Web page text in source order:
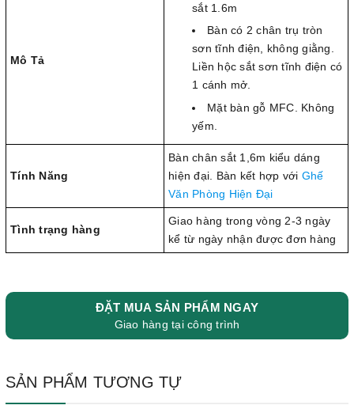
Mô Tả
sắt 1.6m
Bàn có 2 chân trụ tròn
sơn tĩnh điện, không giằng.
Liền hộc sắt sơn tĩnh điện có
1 cánh mở.
Mặt bàn gỗ MFC. Không
yếm.
Tính Năng
Bàn chân sắt 1,6m kiểu dáng
hiện đại. Bàn kết hợp với Ghế
Văn Phòng Hiện Đại
Tình trạng hàng
Giao hàng trong vòng 2-3 ngày
kể từ ngày nhận được đơn hàng
ĐẶT MUA SẢN PHẨM NGAY
Giao hàng tại công trình
SẢN PHẨM TƯƠNG TỰ